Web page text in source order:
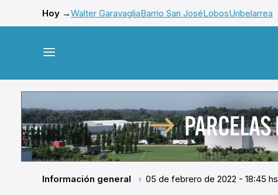
Hoy →Walter GaravagliaBarrio San JoséLobosUribelarrea
Información general 05 de febrero de 2022 - 18:45 hs